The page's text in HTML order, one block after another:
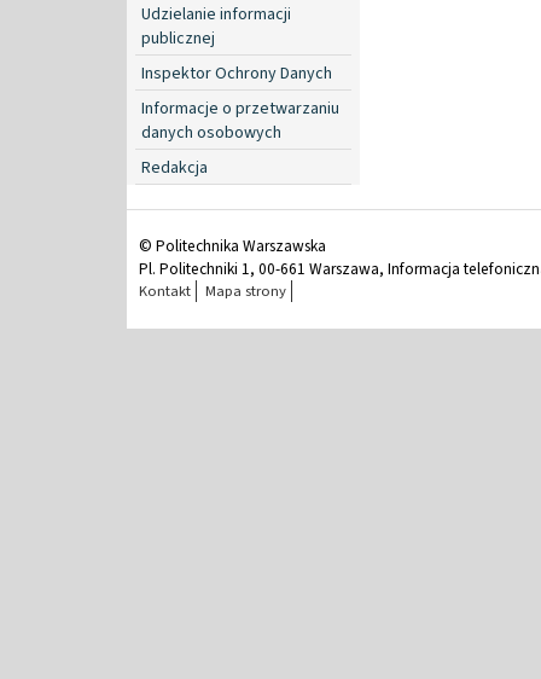
Udzielanie informacji
publicznej
Inspektor Ochrony Danych
Informacje o przetwarzaniu
danych osobowych
Redakcja
© Politechnika Warszawska
Pl. Politechniki 1, 00-661 Warszawa, Informacja
Kontakt Mapa strony